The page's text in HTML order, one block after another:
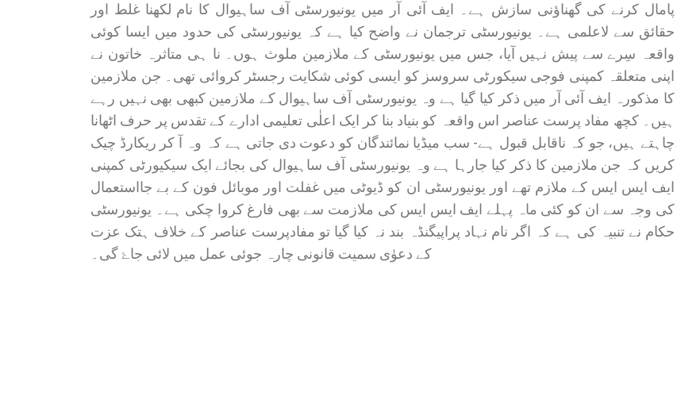
پامال کرنے کی گھناؤنی سازش ہے۔ ایف آئی آر میں یونیورسٹی آف ساہیوال کا نام لکھنا غلط اور
حقائق سے لاعلمی ہے۔ یونیورسٹی ترجمان نے واضح کیا ہے کہ یونیورسٹی کی حدود میں ایسا کوئی
واقعہ سِرے سے پیش نہیں آیا، جس میں یونیورسٹی کے ملازمین ملوث ہوں۔ نا ہی متاثرہ خاتون نے
اپنی متعلقہ کمپنی فوجی سیکورٹی سروسز کو ایسی کوئی شکایت رجسٹر کروائی تھی۔ جن ملازمین
کا مذکورہ ایف آئی آر میں ذکر کیا گیا ہے وہ یونیورسٹی آف ساہیوال کے ملازمین کبھی بھی نہیں رہے
ہیں۔ کچھ مفاد پرست عناصر اس واقعہ کو بنیاد بنا کر ایک اعلٰی تعلیمی ادارے کے تقدس پر حرف اٹھانا
چاہتے ہیں، جو کہ ناقابل قبول ہے- سب میڈیا نمائندگان کو دعوت دی جاتی ہے کہ وہ آ کر ریکارڈ چیک
کریں کہ جن ملازمین کا ذکر کیا جارہا ہے وہ یونیورسٹی آف ساہیوال کی بجائے ایک سیکیورٹی کمپنی
ایف ایس ایس کے ملازم تھے اور یونیورسٹی ان کو ڈیوٹی میں غفلت اور موبائل فون کے بے جااستعمال
کی وجہ سے ان کو کئی ماہ پہلے ایف ایس ایس کی ملازمت سے بھی فارغ کروا چکی ہے۔ یونیورسٹی
حکام نے تنبیہ کی ہے کہ اگر نام نہاد پراپیگنڈہ بند نہ کیا گیا تو مفادپرست عناصر کے خلاف ہتک عزت
کے دعوٰی سمیت قانونی چارہ جوئی عمل میں لائی جاۓ گی۔